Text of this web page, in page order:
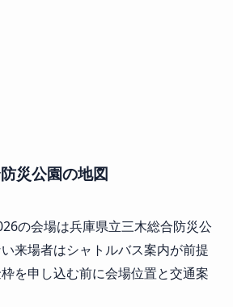
災公園の地図
の会場は兵庫県立三木総合防災公
来場者はシャトルバス案内が前提
を申し込む前に会場位置と交通案